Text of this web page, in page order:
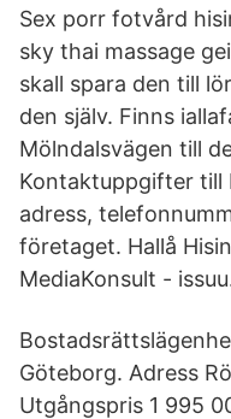
Sex porr fotvård
sky thai massage
skall spara den till
den själv. Finns
Mölndalsvägen till
Kontaktuppgifter till
adress,
företaget. Hallå
MediaKonsult -
Göteborg. Adress
Utgångspris 1 995